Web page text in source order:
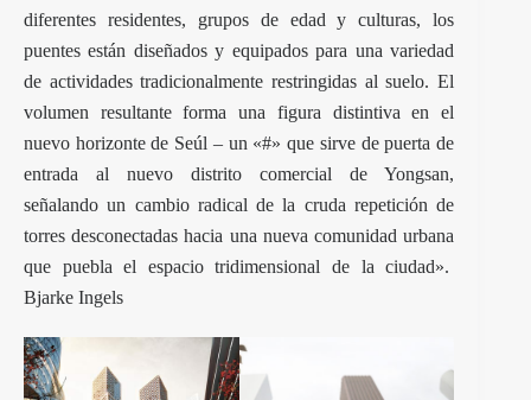
diferentes residentes, grupos de edad y culturas, los
puentes están diseñados y equipados para una variedad
de actividades tradicionalmente restringidas al suelo. El
volumen resultante forma una figura distintiva en el
nuevo horizonte de Seúl – un «#» que sirve de puerta de
entrada al nuevo distrito comercial de Yongsan,
señalando un cambio radical de la cruda repetición de
torres desconectadas hacia una nueva comunidad urbana
que puebla el espacio tridimensional de la ciudad».
Bjarke Ingels